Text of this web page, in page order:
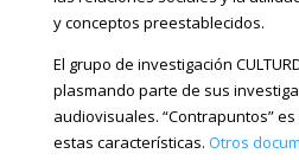
y conceptos preestablecidos.
El grupo de investigación
plasmando parte de sus
audiovisuales. “Contrapuntos”
estas características. Otros